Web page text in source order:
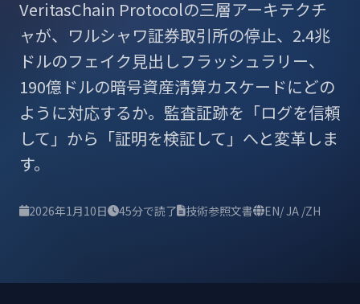
VeritasChain Protocolの三層アーキテクチ
ャが、ワルシャワ証券取引所の停止、2.4兆
ドルのフェイク見出しフラッシュラリー、
190億ドルの暗号資産清算カスケードにどの
ように対応するか。監査証跡を「ログを信頼
して」から「証明を検証して」へと変革しま
す。
2026年1月10日 45分で読了 技術参照文書 EN/ JA /ZH